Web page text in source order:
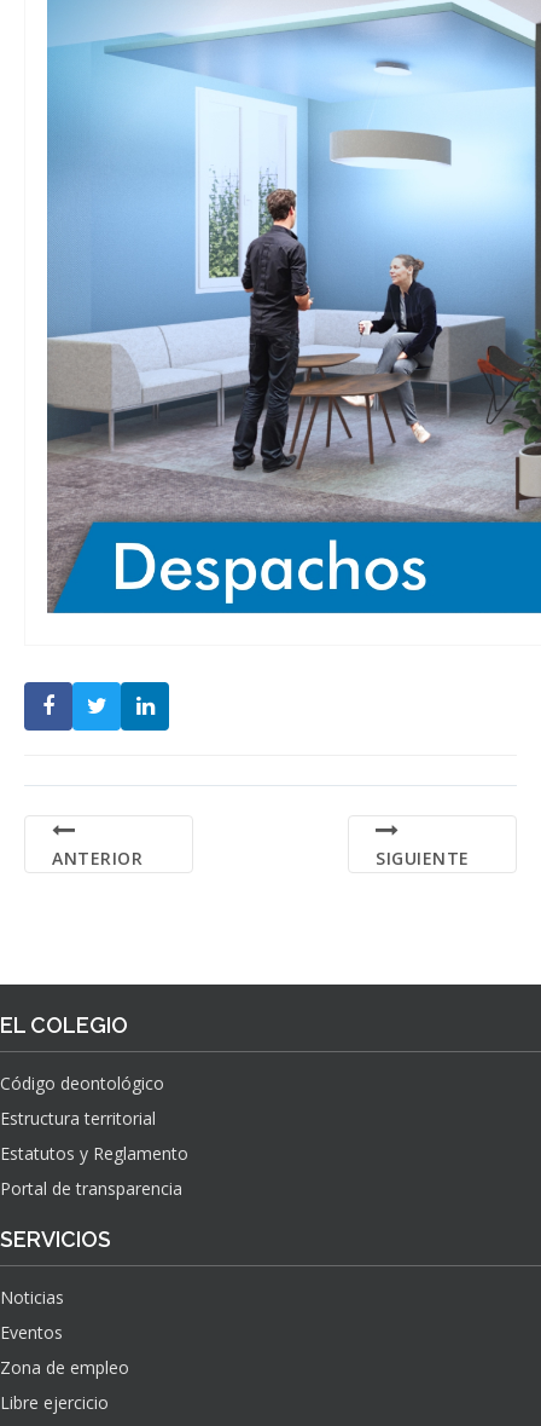
ANTERIOR SIGUIENTE
EL COLEGIO
Código deontológico
Estructura territorial
Estatutos y Reglamento
Portal de transparencia
SERVICIOS
Noticias
Eventos
Zona de empleo
Libre ejercicio